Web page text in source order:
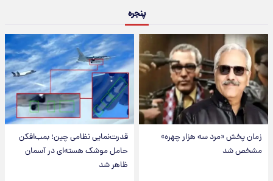
پنجره
زمان پخش «مرد سه هزار چهره»
مشخص شد
قدرت‌نمایی نظامی چین؛ بمب‌افکن
حامل موشک هسته‌ای در آسمان
ظاهر شد